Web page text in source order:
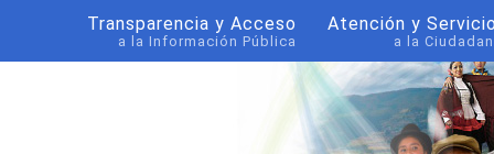
Transparencia y Acceso
a la Información Pública
Atención y
a la